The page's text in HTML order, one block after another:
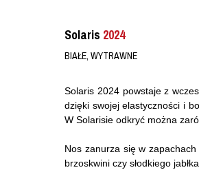
Solaris 2024
BIAŁE, WYTRAWNE
Solaris 2024 powstaje z
dzięki swojej elastyczności i
W Solarisie odkryć można
Nos zanurza się w
brzoskwini czy słodkiego jabłka.